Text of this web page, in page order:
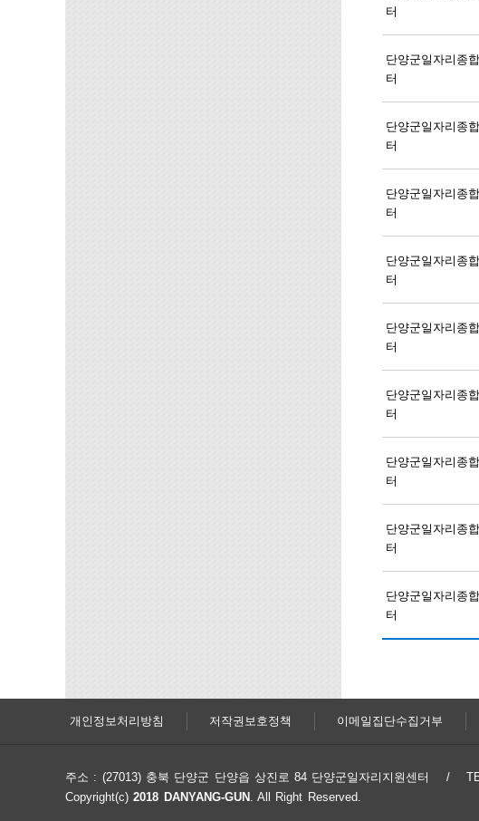
터
단양군일자리종
터
단양군일자리종
터
단양군일자리종
터
단양군일자리종
터
단양군일자리종
터
단양군일자리종
터
단양군일자리종
터
단양군일자리종
터
단양군일자리종
터
개인정보처리방침 저작권보호정책 이메일집단수집거부
주소 : (27013) 충북 단양군 단양읍 상진로 84 단양군일자리지원센터
Copyright(c)2018 DANYANG-GUN . All Right Reserved.